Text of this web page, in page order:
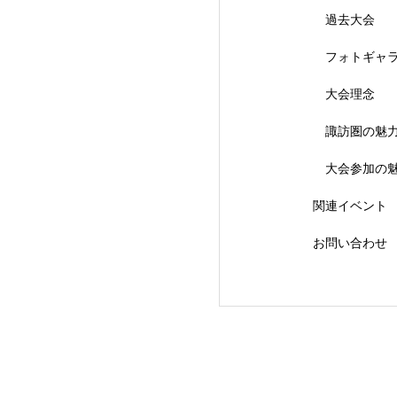
【会議報告】諏訪
過去大会
フォトギャ
大会理念
諏訪圏の魅力
大会参加の
関連イベント
お問い合わせ